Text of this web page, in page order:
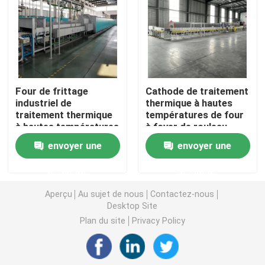
four de ceinture de maille
Four en forme de boîte
four de tube
four à navette
four de boîte de l'atmosphère
Four de frittage
industriel de
traitement thermique
à hautes températures
avancé de matériaux
en céramique
envoyer une
Cathode de traitement
thermique à hautes
températures de four
à foyer de rouleau
d'agglomération et
matériel continus
d'anode
envoyer une
Aperçu Au sujet de nous
Contactez-nous
Desktop Site
Plan du site
Privacy Policy